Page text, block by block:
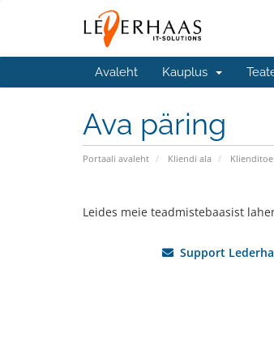
Avaleht Kauplus
Ava päring
Portaali avaleht Kliendi ala
Leides meie teadmistebaasist
Support